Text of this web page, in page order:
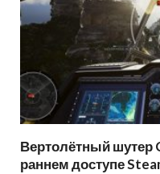
Вертолётный шутер
раннем доступе